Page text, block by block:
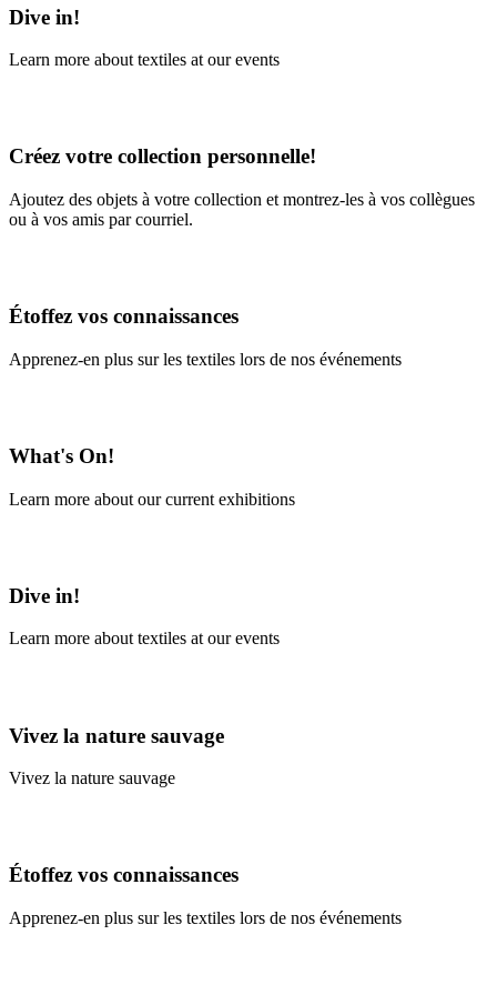
Dive in!
Learn more about textiles at our events
Créez votre collection personnelle!
Ajoutez des objets à votre collection et montrez-les à vos collègues
ou à vos amis par courriel.
Étoffez vos connaissances
Apprenez-en plus sur les textiles lors de nos événements
What's On!
Learn more about our current exhibitions
Dive in!
Learn more about textiles at our events
Vivez la nature sauvage
Vivez la nature sauvage
Étoffez vos connaissances
Apprenez-en plus sur les textiles lors de nos événements